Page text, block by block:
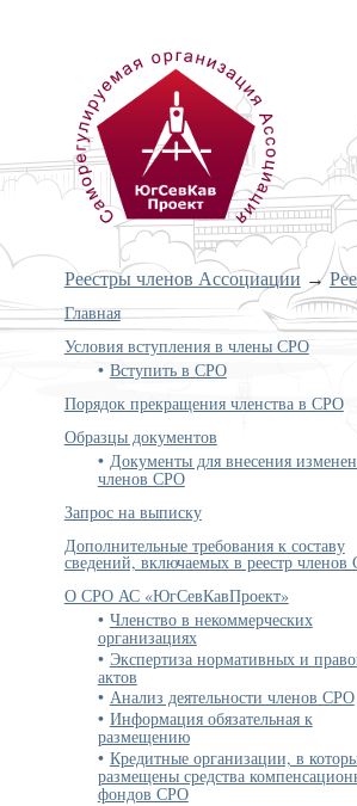
«Объединение проектировщиков
Южного и Северо-Кавказского
округов»
Реестры членов Ассоциации →
Главная
Условия вступления в члены СРО
Вступить в СРО
Порядок прекращения членства в СРО
Образцы документов
Документы для внесения
членов СРО
Запрос на выписку
Дополнительные требования к составу
сведений, включаемых в реестр
О СРО АС «ЮгСевКавПроект»
Членство в некоммерческих
организациях
Экспертиза нормативных и
актов
Анализ деятельности членов СРО
Информация обязательная к
размещению
Кредитные организации, в
размещены средства
фондов СРО